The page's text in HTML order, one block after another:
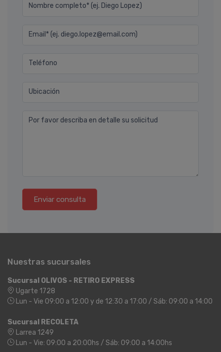
Nombre completo* (ej. Diego Lopez)
Email* (ej. diego.lopez@email.com)
Teléfono
Ubicación
Por favor describa en detalle su solicitud
Enviar consulta
Nuestras sucursales
Sucursal OLIVOS - RETIRO EXPRESS
Ugarte 1728
Lun - Vie 09:00 a 12:00 y de 12:30 a 17:00 / Sáb: 09:00 a 14:00
Sucursal RECOLETA
Larrea 1249
Lun - Vie: 09:00 a 20:00hs / Sáb: 09:00 a 14:00hs